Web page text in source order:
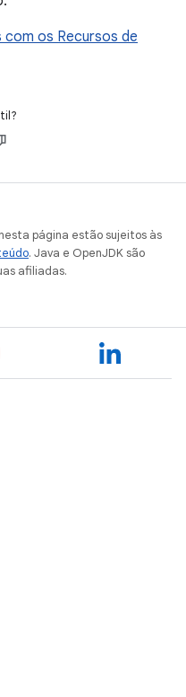
os Recursos de
página estão sujeitos às
. Java e OpenJDK são
afiliadas.